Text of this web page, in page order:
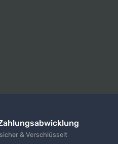
& Verschlüsselt